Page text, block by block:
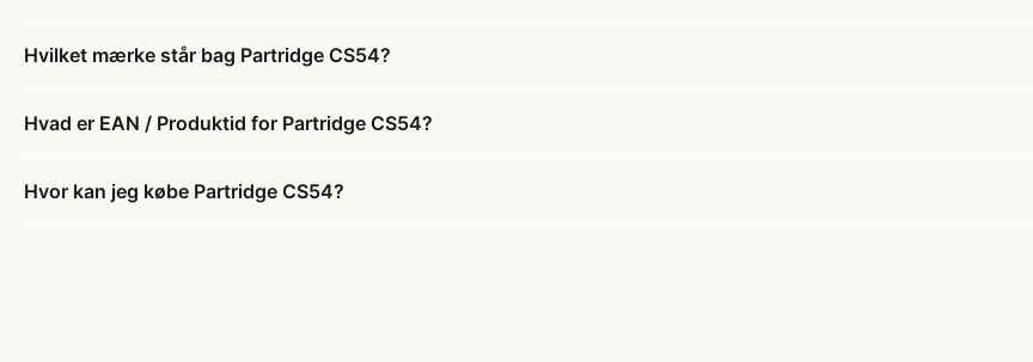
Hvilket mærke står bag Partridge CS54?
Hvad er EAN / Produktid for Partridge CS54?
Hvor kan jeg købe Partridge CS54?